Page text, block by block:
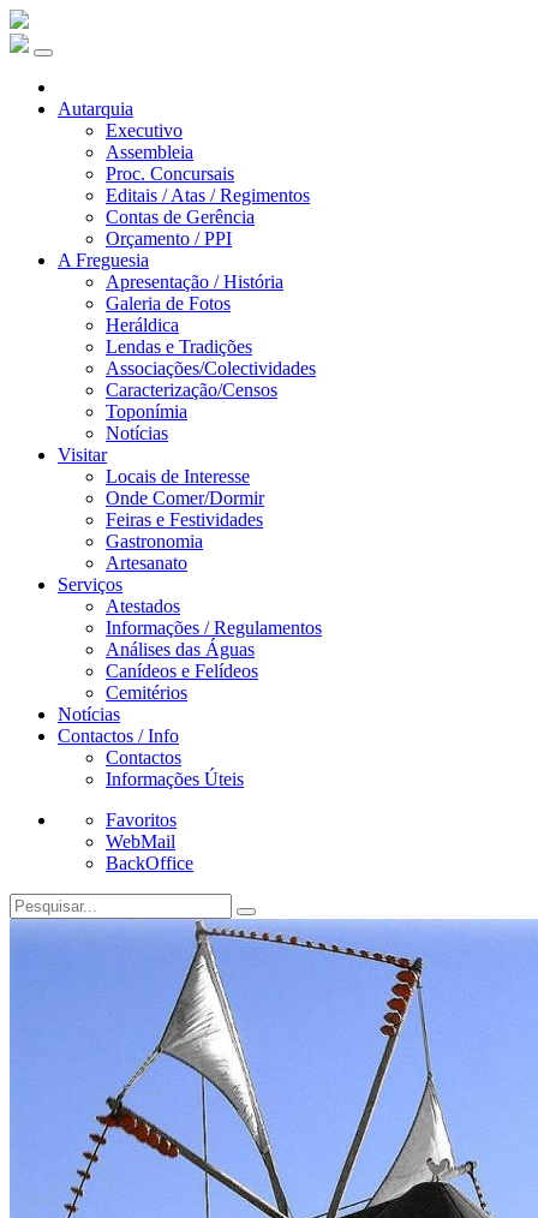
Autarquia
Executivo
Assembleia
Proc. Concursais
Editais / Atas / Regimentos
Contas de Gerência
Orçamento / PPI
A Freguesia
Apresentação / História
Galeria de Fotos
Heráldica
Lendas e Tradições
Associações/Colectividades
Caracterização/Censos
Toponímia
Notícias
Visitar
Locais de Interesse
Onde Comer/Dormir
Feiras e Festividades
Gastronomia
Artesanato
Serviços
Atestados
Informações / Regulamentos
Análises das Águas
Canídeos e Felídeos
Cemitérios
Notícias
Contactos / Info
Contactos
Informações Úteis
Favoritos
WebMail
BackOffice